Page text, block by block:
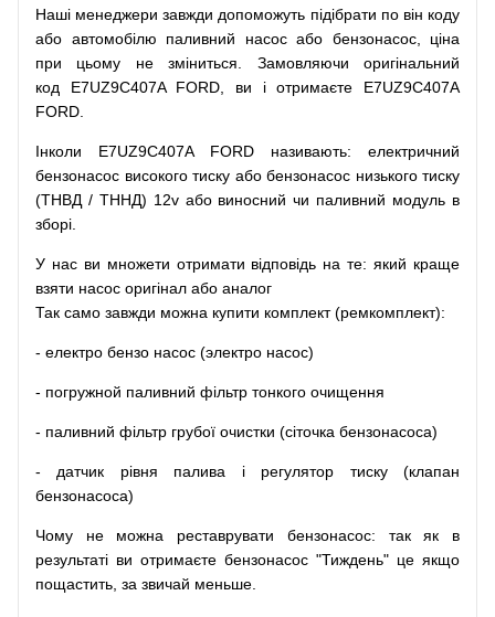
Наші менеджери завжди допоможуть підібрати по він коду
або автомобілю паливний насос або бензонасос,
ціна
при
цьому не зміниться Замовляючи
оригінальний
код E7UZ9C407A FORD, ви і отримаєте E7UZ9C407A
FORD.
Інколи E7UZ9C407A FORD називають:
електричний
бензонасос високого тиску або бензонасос низького тиску
(ТНВД / ТННД) 12v або виносний чи паливний модуль в
зборі
У нас ви множети отримати відповідь на те: який краще
взяти насос оригінал або аналог
Так само завжди можна купити комплект (ремкомплект):
- електро бензо насос (электро насос)
- погружной паливний фільтр тонкого очищення
- паливний фільтр грубої очистки (сіточка бензонасоса)
- датчик рівня палива і регулятор тиску (клапан
бензонасоса)
Чому не можна реставрувати бензонасос: так як
в
результаті ви отримаєте бензонасос "Тиждень" це якщо
пощастить, за звичай меньше.